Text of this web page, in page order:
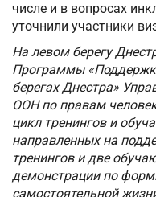
числе и в вопросах
уточнили участники
На левом берегу
Программы
берегах Днестра»
ООН по правам
цикл тренингов и
направленных на
тренингов и две
демонстрации по
самостоятельной